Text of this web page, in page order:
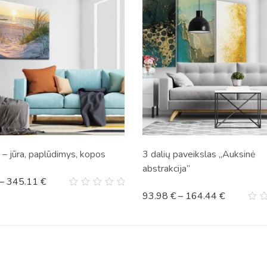
– jūra, paplūdimys, kopos
–345.11 €
HOT
3 dalių paveikslas „Auksinė
abstrakcija”
93.98 €– 164.44 €